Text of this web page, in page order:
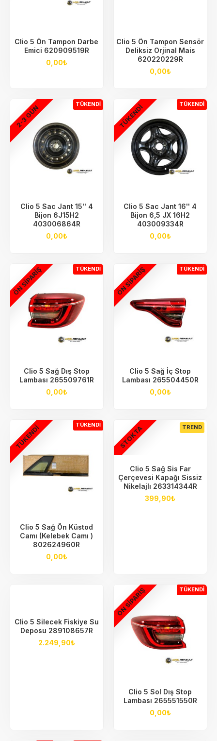
Clio 5 Ön Tampon Darbe
Emici 620909519R
0,00₺
Clio 5 Ön Tampon Sensör
Deliksiz Orjinal Mais
620220229R
0,00₺
TÜKENDI
2-3 GÜN
Clio 5 Sac Jant 15'' 4
Bijon 6J15H2
403006864R
0,00₺
TÜKENDI
TÜKENDI
Clio 5 Sac Jant 16'' 4
Bijon 6,5 JX 16H2
403009334R
0,00₺
TÜKENDI
ÖN SIPARIŞ
Clio 5 Sağ Dış Stop
Lambası 265509761R
0,00₺
TÜKENDI
ÖN SIPARIŞ
Clio 5 Sağ İç Stop
Lambası 265504450R
0,00₺
TÜKENDI
TÜKENDI
Clio 5 Sağ Ön Küstod
Camı (Kelebek Camı )
802624960R
0,00₺
TREND
STOKTA
Clio 5 Sağ Sis Far
Çerçevesi Kapağı Sissiz
Nikelajlı 263314344R
399,90₺
Clio 5 Silecek Fiskiye Su
Deposu 289108657R
2.249,90₺
TÜKENDI
ÖN SIPARIŞ
Clio 5 Sol Dış Stop
Lambası 265551550R
0,00₺